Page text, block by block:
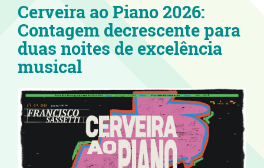
Cerveira ao Piano 2026:
Contagem decrescente para
duas noites de excelência
musical